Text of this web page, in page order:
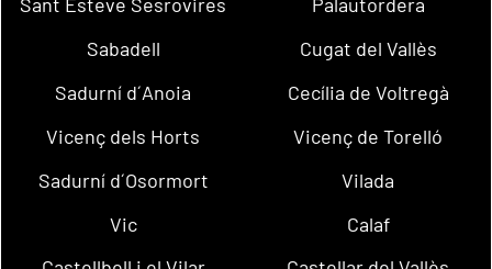
Sant Esteve Sesrovires
Palautordera
Sabadell
Cugat del Vallès
Sadurní d´Anoia
Cecília de Voltregà
Vicenç dels Horts
Vicenç de Torelló
Sadurní d´Osormort
Vilada
Vic
Calaf